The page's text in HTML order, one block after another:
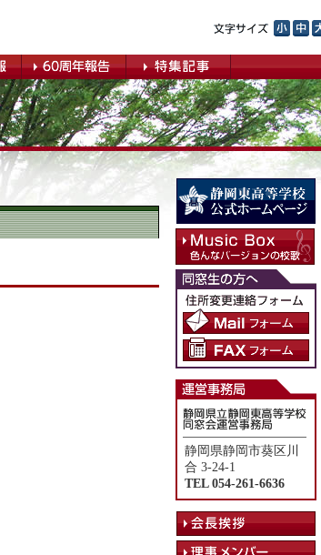
静岡県静岡市葵区川
合 3-24-1
TEL 054-261-6636